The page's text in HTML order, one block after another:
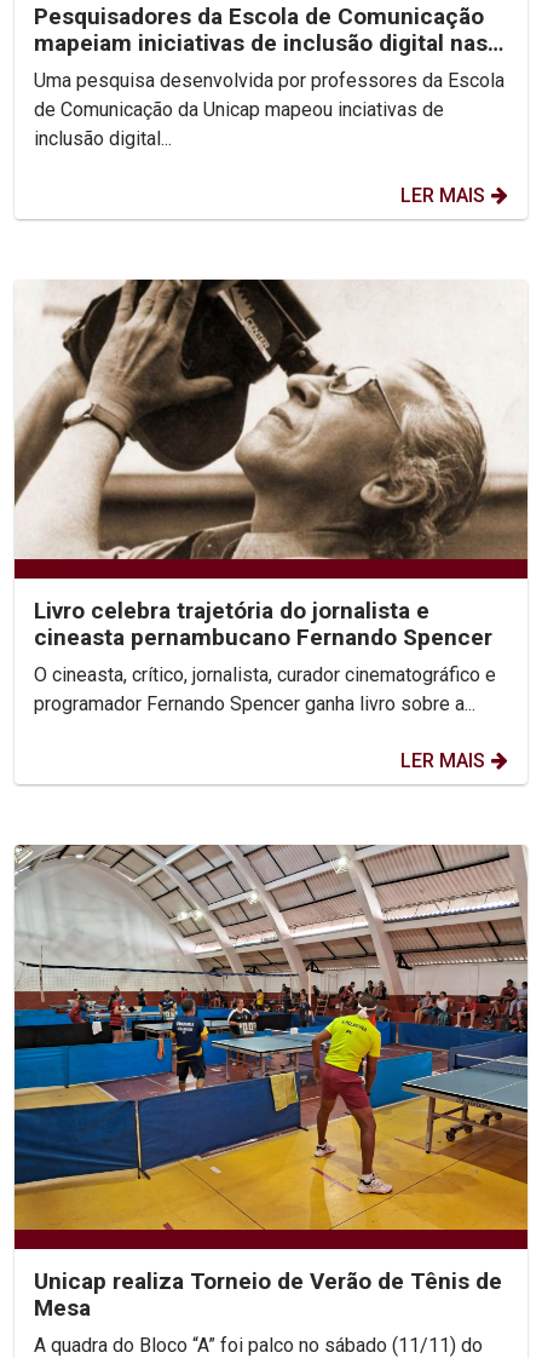
Pesquisadores da Escola de Comunicação
mapeiam iniciativas de inclusão digital nas
periferias do...
Uma pesquisa desenvolvida por professores da Escola
de Comunicação da Unicap mapeou inciativas de
inclusão digital...
LER MAIS
Livro celebra trajetória do jornalista e
cineasta pernambucano Fernando Spencer
O cineasta, crítico, jornalista, curador cinematográfico e
programador Fernando Spencer ganha livro sobre a...
LER MAIS
Unicap realiza Torneio de Verão de Tênis de
Mesa
A quadra do Bloco “A” foi palco no sábado (11/11) do